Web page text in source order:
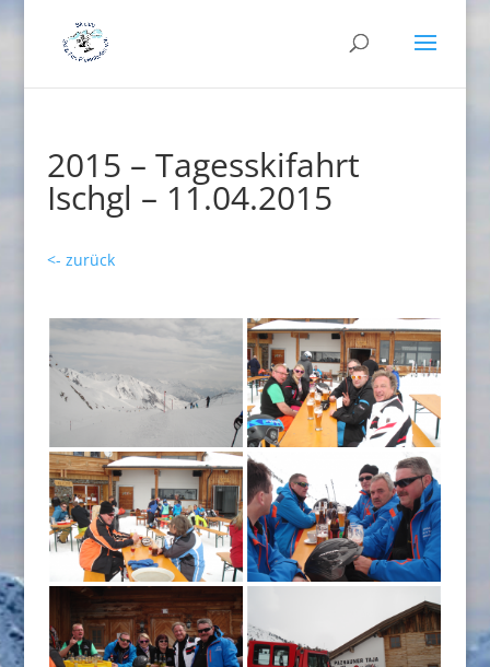
2015 – Tagesskifahrt
Ischgl – 11.04.2015
<- zurück